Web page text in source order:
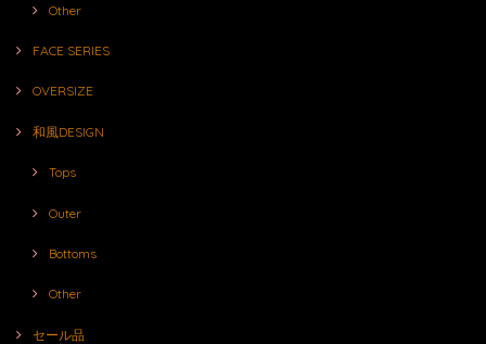
Other
FACE SERIES
OVERSIZE
和風DESIGN
Tops
Outer
Bottoms
Other
セール品